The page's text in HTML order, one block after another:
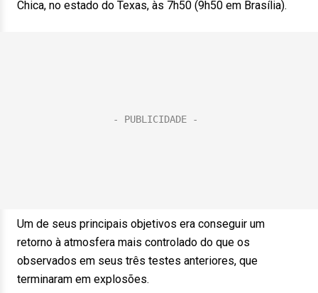
Chica, no estado do Texas, às 7h50 (9h50 em Brasília).
Um de seus principais objetivos era conseguir um
retorno à atmosfera mais controlado do que os
observados em seus três testes anteriores, que
terminaram em explosões.